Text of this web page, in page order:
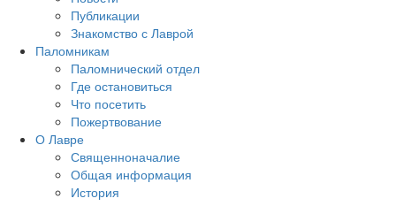
Публикации
Знакомство с Лаврой
Паломникам
Паломнический отдел
Где остановиться
Что посетить
Пожертвование
О Лавре
Священноначалие
Общая информация
История